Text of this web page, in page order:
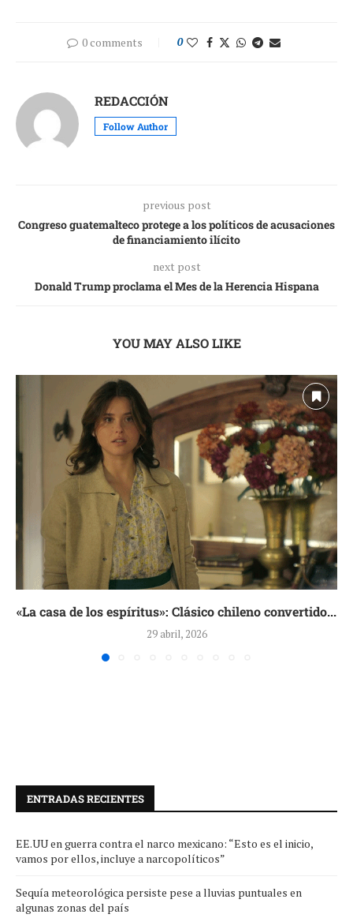
0 comments 0
REDACCIÓN
Follow Author
previous post
Congreso guatemalteco protege a los políticos de acusaciones
de financiamiento ilícito
next post
Donald Trump proclama el Mes de la Herencia Hispana
YOU MAY ALSO LIKE
«La casa de los espíritus»: Clásico chileno convertido...
29 abril, 2026
ENTRADAS RECIENTES
EE.UU en guerra contra el narco mexicano: “Esto es el inicio,
vamos por ellos, incluye a narcopolíticos”
Sequía meteorológica persiste pese a lluvias puntuales en
algunas zonas del país